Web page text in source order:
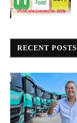
RECENT POSTS